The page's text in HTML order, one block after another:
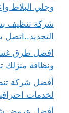
وجلي البلاط
التجديد..اتصل
افضل طرق
ونظافة منزلك
لخدمات